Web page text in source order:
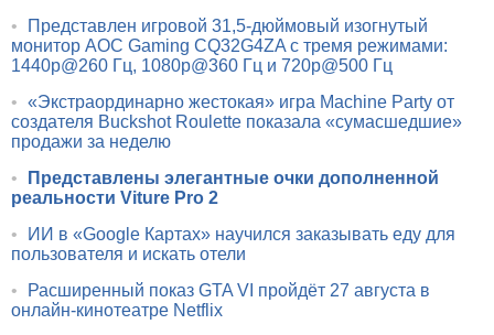
•
Представлен игровой 31,5-дюймовый изогнутый
монитор AOC Gaming CQ32G4ZA с тремя режимами:
1440p@260 Гц, 1080p@360 Гц и 720p@500 Гц
• «Экстраординарно жестокая» игра Machine Party от
создателя Buckshot Roulette показала «сумасшедшие»
продажи за неделю
•
Представлены элегантные очки дополненной
реальности Viture Pro 2
•
ИИ в «Google Картах» научился заказывать еду для
пользователя и искать отели
•
Расширенный показ GTA VI пройдёт 27 августа в
онлайн-кинотеатре Netflix